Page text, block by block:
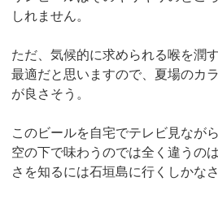
しれません。
ただ、気候的に求められる喉を潤
最適だと思いますので、夏場のカ
が良さそう。
このビールを自宅でテレビ見なが
空の下で味わうのでは全く違うの
さを知るには石垣島に行くしかな